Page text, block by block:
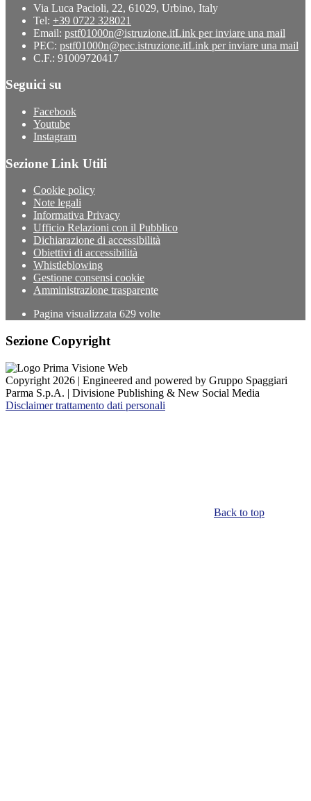
Via Luca Pacioli, 22, 61029, Urbino, Italy
Tel: +39 0722 328021
Email: pstf01000n@istruzione.itLink per inviare una mail
PEC: pstf01000n@pec.istruzione.itLink per inviare una mail
C.F.: 91009720417
Seguici su
Facebook
Youtube
Instagram
Sezione Link Utili
Cookie policy
Note legali
Informativa Privacy
Ufficio Relazioni con il Pubblico
Dichiarazione di accessibilità
Obiettivi di accessibilità
Whistleblowing
Gestione consensi cookie
Amministrazione trasparente
Pagina visualizzata 629 volte
Sezione Copyright
Copyright 2026 | Engineered and powered by Gruppo Spaggiari
Parma S.p.A. | Divisione Publishing & New Social Media
Disclaimer trattamento dati personali
Back to top